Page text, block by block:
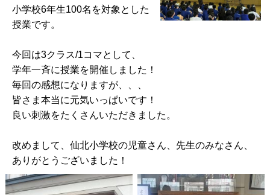
小学校6年生100名を対象とした
授業です。
今回は3クラス/1コマとして、
学年一斉に授業を開催しました！
毎回の感想になりますが、、、
皆さま本当に元気いっぱいです！
良い刺激をたくさんいただきました。
改めまして、仙北小学校の児童さん、先生のみなさん、
ありがとうございました！